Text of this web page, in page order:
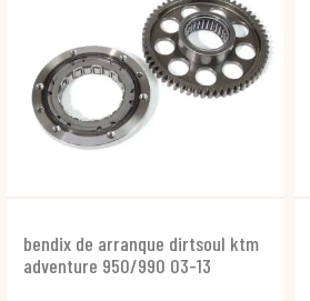
bendix de arranque dirtsoul ktm
adventure 950/990 03-13